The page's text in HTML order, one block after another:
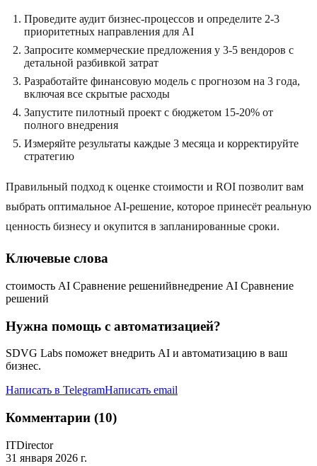
Проведите аудит бизнес-процессов и определите 2-3
приоритетных направления для AI
Запросите коммерческие предложения у 3-5 вендоров с
детальной разбивкой затрат
Разработайте финансовую модель с прогнозом на 3 года,
включая все скрытые расходы
Запустите пилотный проект с бюджетом 15-20% от
полного внедрения
Измеряйте результаты каждые 3 месяца и корректируйте
стратегию
Правильный подход к оценке стоимости и ROI позволит вам
выбрать оптимальное AI-решение, которое принесёт реальную
ценность бизнесу и окупится в запланированные сроки.
Ключевые слова
стоимость AI Сравнение решенийвнедрение AI Сравнение
решений
Нужна помощь с автоматизацией?
SDVG Labs поможет внедрить AI и автоматизацию в ваш
бизнес.
Написать в TelegramНаписать email
Комментарии (10)
ITDirector
31 января 2026 г.